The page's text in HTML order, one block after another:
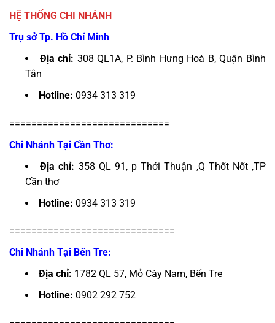
HỆ THỐNG CHI NHÁNH
Trụ sở Tp. Hồ Chí Minh
Địa chỉ: 308 QL1A, P. Bình Hưng Hoà B, Quận Bình
Tân
Hotline: 0934 313 319
=============================
Chi Nhánh Tại Cần Thơ:
Địa chỉ: 358 QL 91, p Thới Thuận ,Q Thốt Nốt ,TP
Cần thơ
Hotline: 0934 313 319
==============================
Chi Nhánh Tại Bến Tre:
Địa chỉ: 1782 QL 57, Mỏ Cày Nam, Bến Tre
Hotline: 0902 292 752